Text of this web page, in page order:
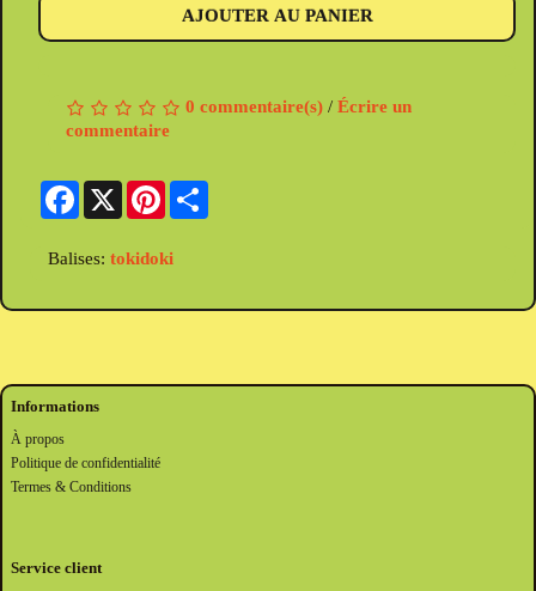
AJOUTER AU PANIER
0 commentaire(s) / Écrire un
commentaire
Facebook
X Pinterest
Balises: tokidoki
Informations
À propos
Politique de confidentialité
Termes & Conditions
Service client